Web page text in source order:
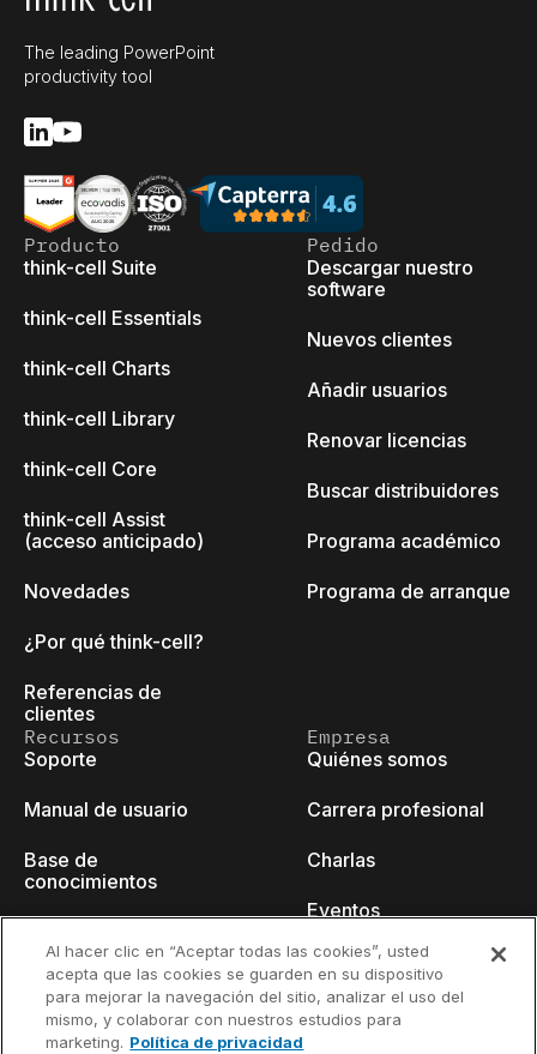
The leading PowerPoint
productivity tool
Producto
think-cell Suite
think-cell Essentials
think-cell Charts
think-cell Library
think-cell Core
think-cell Assist
(acceso anticipado)
Novedades
¿Por qué think-cell?
Referencias de
clientes
Pedido
Descargar nuestro
software
Nuevos clientes
Añadir usuarios
Renovar licencias
Buscar distribuidores
Programa académico
Programa de arranque
Recursos
Soporte
Manual de usuario
Base de
conocimientos
Tutoriales en vídeo
Centro de contenido
Empresa
Quiénes somos
Carrera profesional
Charlas
Eventos
Blog para
desarrolladores
Contacto
Al hacer clic en “Aceptar todas las cookies”, usted
acepta que las cookies se guarden en su dispositivo
para mejorar la navegación del sitio, analizar el uso del
mismo, y colaborar con nuestros estudios para
marketing. Política de privacidad